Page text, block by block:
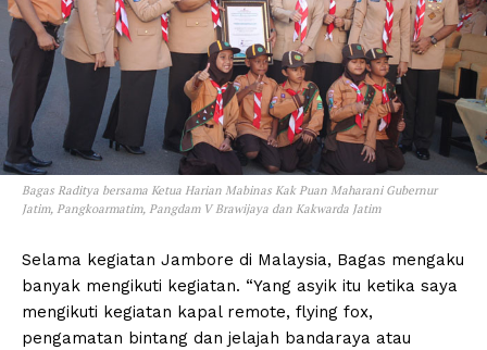
Bagas Raditya bersama Ketua Harian Mabinas Kak Puan Maharani Gubernur
Jatim, Pangkoarmatim, Pangdam V Brawijaya dan Kakwarda Jatim
Selama kegiatan Jambore di Malaysia, Bagas mengaku
banyak mengikuti kegiatan. “Yang asyik itu ketika saya
mengikuti kegiatan kapal remote, flying fox,
pengamatan bintang dan jelajah bandaraya atau